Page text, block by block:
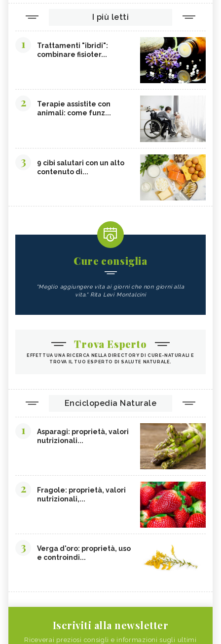
I più letti
1
Trattamenti "ibridi":
combinare fisioter...
2
Terapie assistite con
animali: come funz...
3
9 cibi salutari con un alto
contenuto di...
Cure consiglia
"Meglio aggiungere vita ai giorni che non giorni alla
vita." Rita Levi Montalcini
Trova Esperto
EFFETTUA UNA RICERCA NELLA DIRECTORY DI CURE-NATURALI E
TROVA IL TUO ESPERTO DI SALUTE NATURALE.
Enciclopedia Naturale
1
Asparagi: proprietà, valori
nutrizionali...
2
Fragole: proprietà, valori
nutrizionali,...
3
Verga d'oro: proprietà, uso
e controindi...
Iscriviti alla newsletter
Riceverai preziosi consigli e informazioni sugli ultimi